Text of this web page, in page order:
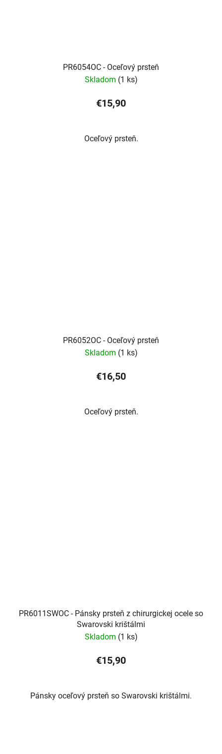
PR6054OC - Oceľový prsteň
Skladom (1 ks)
€15,90
Oceľový prsteň.
PR6052OC - Oceľový prsteň
Skladom (1 ks)
€16,50
Oceľový prsteň.
PR6011SWOC - Pánsky prsteň z chirurgickej ocele so
Swarovski krištálmi
Skladom (1 ks)
€15,90
Pánsky oceľový prsteň so Swarovski krištálmi.